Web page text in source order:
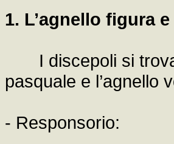
1. L’agnello figura
I discepoli si
pasquale e l’agnello
- Responsorio: